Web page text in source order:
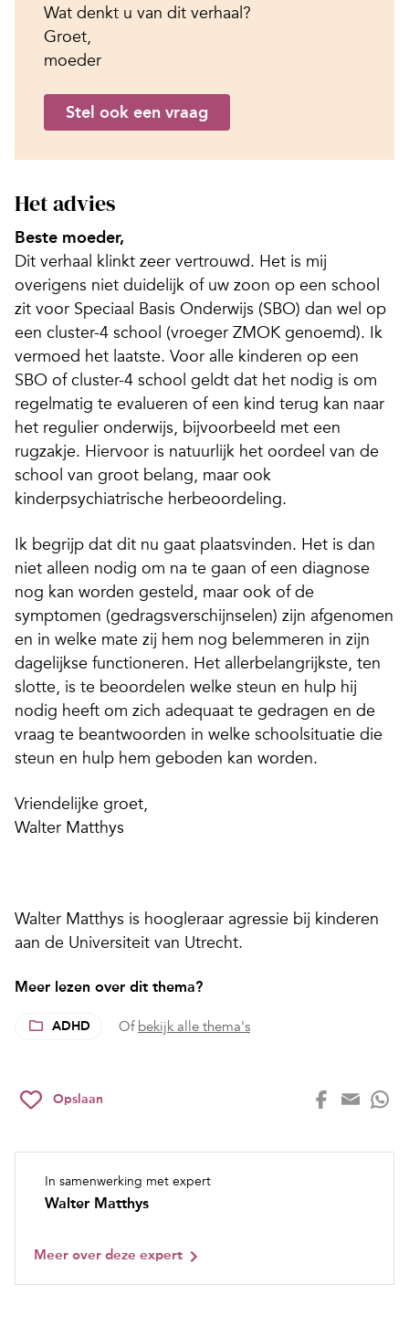
Wat denkt u van dit verhaal?
Groet,
moeder
Stel ook een vraag
Het advies
Beste moeder,
Dit verhaal klinkt zeer vertrouwd. Het is mij
overigens niet duidelijk of uw zoon op een school
zit voor Speciaal Basis Onderwijs (SBO) dan wel op
een cluster-4 school (vroeger ZMOK genoemd). Ik
vermoed het laatste. Voor alle kinderen op een
SBO of cluster-4 school geldt dat het nodig is om
regelmatig te evalueren of een kind terug kan naar
het regulier onderwijs, bijvoorbeeld met een
rugzakje. Hiervoor is natuurlijk het oordeel van de
school van groot belang, maar ook
kinderpsychiatrische herbeoordeling.
Ik begrijp dat dit nu gaat plaatsvinden. Het is dan
niet alleen nodig om na te gaan of een diagnose
nog kan worden gesteld, maar ook of de
symptomen (gedragsverschijnselen) zijn afgenomen
en in welke mate zij hem nog belemmeren in zijn
dagelijkse functioneren. Het allerbelangrijkste, ten
slotte, is te beoordelen welke steun en hulp hij
nodig heeft om zich adequaat te gedragen en de
vraag te beantwoorden in welke schoolsituatie die
steun en hulp hem geboden kan worden.
Vriendelijke groet,
Walter Matthys
Walter Matthys is hoogleraar agressie bij kinderen
aan de Universiteit van Utrecht.
Meer lezen over dit thema?
ADHD Of bekijk alle thema's
Opslaan
In samenwerking met expert
Walter Matthys
Meer over deze expert